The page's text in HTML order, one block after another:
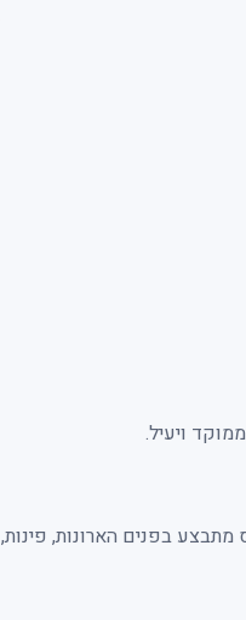
ויעיל.
בפנים הארונות, פינות,